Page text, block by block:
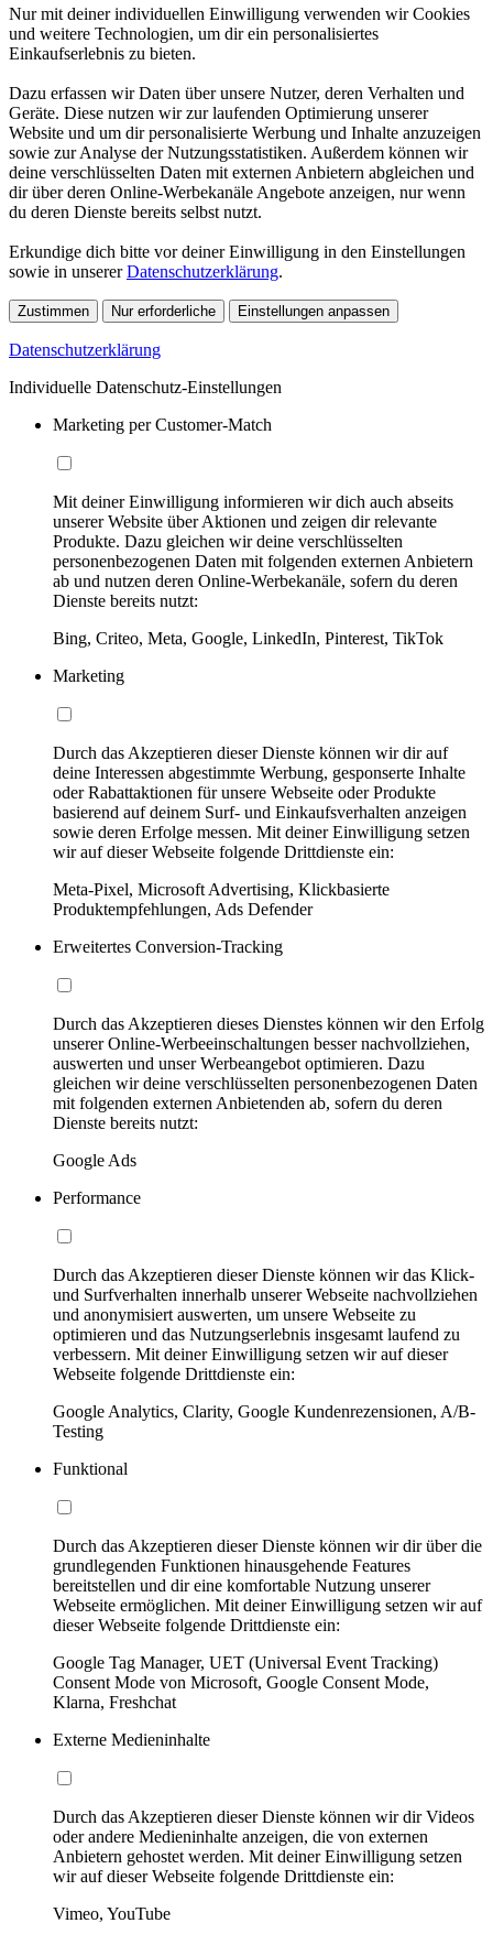
Nur mit deiner individuellen Einwilligung verwenden wir Cookies
und weitere Technologien, um dir ein personalisiertes
Einkaufserlebnis zu bieten.
Dazu erfassen wir Daten über unsere Nutzer, deren Verhalten und
Geräte. Diese nutzen wir zur laufenden Optimierung unserer
Website und um dir personalisierte Werbung und Inhalte anzuzeigen
sowie zur Analyse der Nutzungsstatistiken. Außerdem können wir
deine verschlüsselten Daten mit externen Anbietern abgleichen und
dir über deren Online-Werbekanäle Angebote anzeigen, nur wenn
du deren Dienste bereits selbst nutzt.
Erkundige dich bitte vor deiner Einwilligung in den Einstellungen
sowie in unsererDatenschutzerklärung.
Zustimmen Nur erforderliche Einstellungen anpassen
Datenschutzerklärung
Individuelle Datenschutz-Einstellungen
Marketing per Customer-Match
Mit deiner Einwilligung informieren wir dich auch abseits
unserer Website über Aktionen und zeigen dir relevante
Produkte. Dazu gleichen wir deine verschlüsselten
personenbezogenen Daten mit folgenden externen Anbietern
ab und nutzen deren Online-Werbekanäle, sofern du deren
Dienste bereits nutzt:
Bing, Criteo, Meta, Google, LinkedIn, Pinterest, TikTok
Marketing
Durch das Akzeptieren dieser Dienste können wir dir auf
deine Interessen abgestimmte Werbung, gesponserte Inhalte
oder Rabattaktionen für unsere Webseite oder Produkte
basierend auf deinem Surf- und Einkaufsverhalten anzeigen
sowie deren Erfolge messen. Mit deiner Einwilligung setzen
wir auf dieser Webseite folgende Drittdienste ein:
Meta-Pixel, Microsoft Advertising, Klickbasierte
Produktempfehlungen, Ads Defender
Erweitertes Conversion-Tracking
Durch das Akzeptieren dieses Dienstes können wir den Erfolg
unserer Online-Werbeeinschaltungen besser nachvollziehen,
auswerten und unser Werbeangebot optimieren. Dazu
gleichen wir deine verschlüsselten personenbezogenen Daten
mit folgenden externen Anbietenden ab, sofern du deren
Dienste bereits nutzt:
Google Ads
Performance
Durch das Akzeptieren dieser Dienste können wir das Klick-
und Surfverhalten innerhalb unserer Webseite nachvollziehen
und anonymisiert auswerten, um unsere Webseite zu
optimieren und das Nutzungserlebnis insgesamt laufend zu
verbessern. Mit deiner Einwilligung setzen wir auf dieser
Webseite folgende Drittdienste ein:
Google Analytics, Clarity, Google Kundenrezensionen, A/B-
Testing
Funktional
Durch das Akzeptieren dieser Dienste können wir dir über die
grundlegenden Funktionen hinausgehende Features
bereitstellen und dir eine komfortable Nutzung unserer
Webseite ermöglichen. Mit deiner Einwilligung setzen wir auf
dieser Webseite folgende Drittdienste ein:
Google Tag Manager, UET (Universal Event Tracking)
Consent Mode von Microsoft, Google Consent Mode,
Klarna, Freshchat
Externe Medieninhalte
Durch das Akzeptieren dieser Dienste können wir dir Videos
oder andere Medieninhalte anzeigen, die von externen
Anbietern gehostet werden. Mit deiner Einwilligung setzen
wir auf dieser Webseite folgende Drittdienste ein:
Vimeo, YouTube